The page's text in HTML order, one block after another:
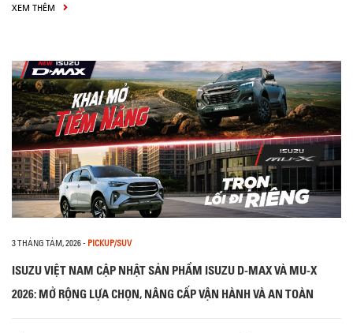
XEM THÊM
3 THÁNG TÁM, 2026- PICKUP/SUV
ISUZU VIỆT NAM CẬP NHẬT SẢN PHẨM ISUZU D-MAX VÀ MU-X
2026: MỞ RỘNG LỰA CHỌN, NÂNG CẤP VẬN HÀNH VÀ AN TOÀN